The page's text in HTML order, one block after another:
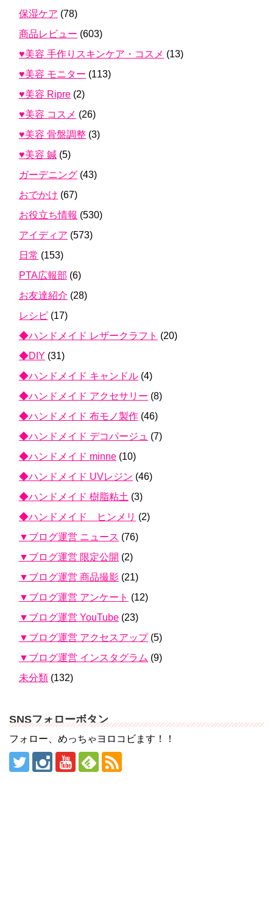
保湿ケア (78)
商品レビュー (603)
♥美容 手作りスキンケア・コスメ (13)
♥美容 モニター (113)
♥美容 Ripre (2)
♥美容 コスメ (26)
♥美容 骨盤調整 (3)
♥美容 鍼 (5)
ガーデニング (43)
おでかけ (67)
お役立ち情報 (530)
アイディア (573)
日常 (153)
PTA広報部 (6)
お友達紹介 (28)
レシピ (17)
◆ハンドメイド レザークラフト (20)
◆DIY (31)
◆ハンドメイド キャンドル (4)
◆ハンドメイド アクセサリー (8)
◆ハンドメイド 布モノ製作 (46)
◆ハンドメイド デコパージュ (7)
◆ハンドメイド minne (10)
◆ハンドメイド UVレジン (46)
◆ハンドメイド 樹脂粘土 (3)
◆ハンドメイド ヒンメリ (2)
▼ブログ運営 ニュース (76)
▼ブログ運営 限定公開 (2)
▼ブログ運営 商品撮影 (21)
▼ブログ運営 アンケート (12)
▼ブログ運営 YouTube (23)
▼ブログ運営 アクセスアップ(5)
▼ブログ運営 インスタグラム (9)
未分類 (132)
SNSフォローボタン
フォロー、めっちゃヨロコビます！！